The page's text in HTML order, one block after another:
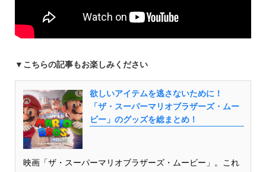
▼こちらの記事もお楽しみください
欲しいアイテムを逃さないために！
「ザ・スーパーマリオブラザーズ・ムー
ビー」のグッズを総まとめ！
映画「ザ・スーパーマリオブラザーズ・ムービー」。これ